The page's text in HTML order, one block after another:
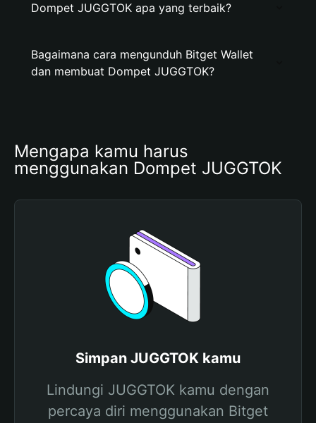
Dompet JUGGTOK apa yang terbaik?
Bagaimana cara mengunduh Bitget Wallet
dan membuat Dompet JUGGTOK?
Mengapa kamu harus
menggunakan Dompet JUGGTOK
Simpan JUGGTOK kamu
Lindungi JUGGTOK kamu dengan
percaya diri menggunakan Bitget